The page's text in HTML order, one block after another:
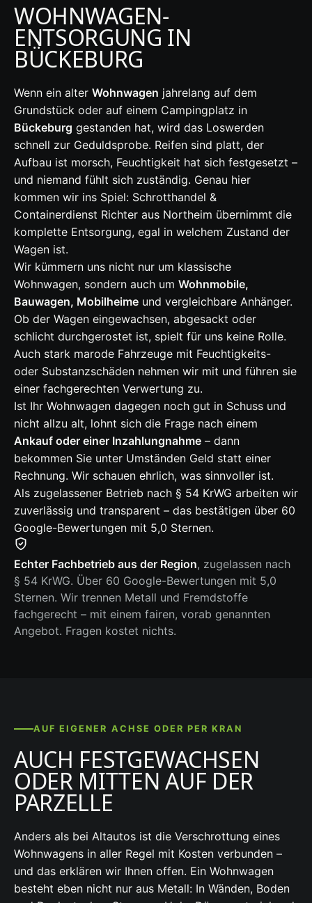
WOHNWAGEN-
ENTSORGUNG IN
BÜCKEBURG
Wenn ein alter Wohnwagen jahrelang auf dem
Grundstück oder auf einem Campingplatz in
Bückeburg gestanden hat, wird das Loswerden
schnell zur Geduldsprobe. Reifen sind platt, der
Aufbau ist morsch, Feuchtigkeit hat sich festgesetzt –
und niemand fühlt sich zuständig. Genau hier
kommen wir ins Spiel: Schrotthandel &
Containerdienst Richter aus Northeim übernimmt die
komplette Entsorgung, egal in welchem Zustand der
Wagen ist.
Wir kümmern uns nicht nur um klassische
Wohnwagen, sondern auch um Wohnmobile,
Bauwagen, Mobilheime und vergleichbare Anhänger.
Ob der Wagen eingewachsen, abgesackt oder
schlicht durchgerostet ist, spielt für uns keine Rolle.
Auch stark marode Fahrzeuge mit Feuchtigkeits-
oder Substanzschäden nehmen wir mit und führen sie
einer fachgerechten Verwertung zu.
Ist Ihr Wohnwagen dagegen noch gut in Schuss und
nicht allzu alt, lohnt sich die Frage nach einem
Ankauf oder einer Inzahlungnahme – dann
bekommen Sie unter Umständen Geld statt einer
Rechnung. Wir schauen ehrlich, was sinnvoller ist.
Als zugelassener Betrieb nach § 54 KrWG arbeiten wir
zuverlässig und transparent – das bestätigen über 60
Google-Bewertungen mit 5,0 Sternen.
Echter Fachbetrieb aus der Region, zugelassen nach
§ 54 KrWG. Über 60 Google-Bewertungen mit 5,0
Sternen. Wir trennen Metall und Fremdstoffe
fachgerecht – mit einem fairen, vorab genannten
Angebot. Fragen kostet nichts.
AUF EIGENER ACHSE ODER PER KRAN
AUCH FESTGEWACHSEN
ODER MITTEN AUF DER
PARZELLE
Anders als bei Altautos ist die Verschrottung eines
Wohnwagens in aller Regel mit Kosten verbunden –
und das erklären wir Ihnen offen. Ein Wohnwagen
besteht eben nicht nur aus Metall: In Wänden, Boden